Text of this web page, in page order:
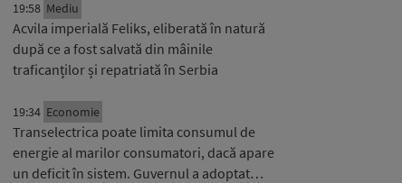
19:58 Mediu
Acvila imperială Feliks, eliberată în natură
după ce a fost salvată din mâinile
traficanților și repatriată în Serbia
19:34 Economie
Transelectrica poate limita consumul de
energie al marilor consumatori, dacă apare
un deficit în sistem. Guvernul a adoptat…